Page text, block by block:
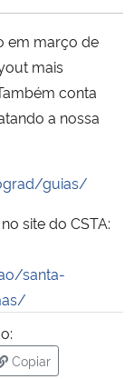
em março de
mais
conta
a nossa
guias/
site do CSTA:
santa-
Copiar